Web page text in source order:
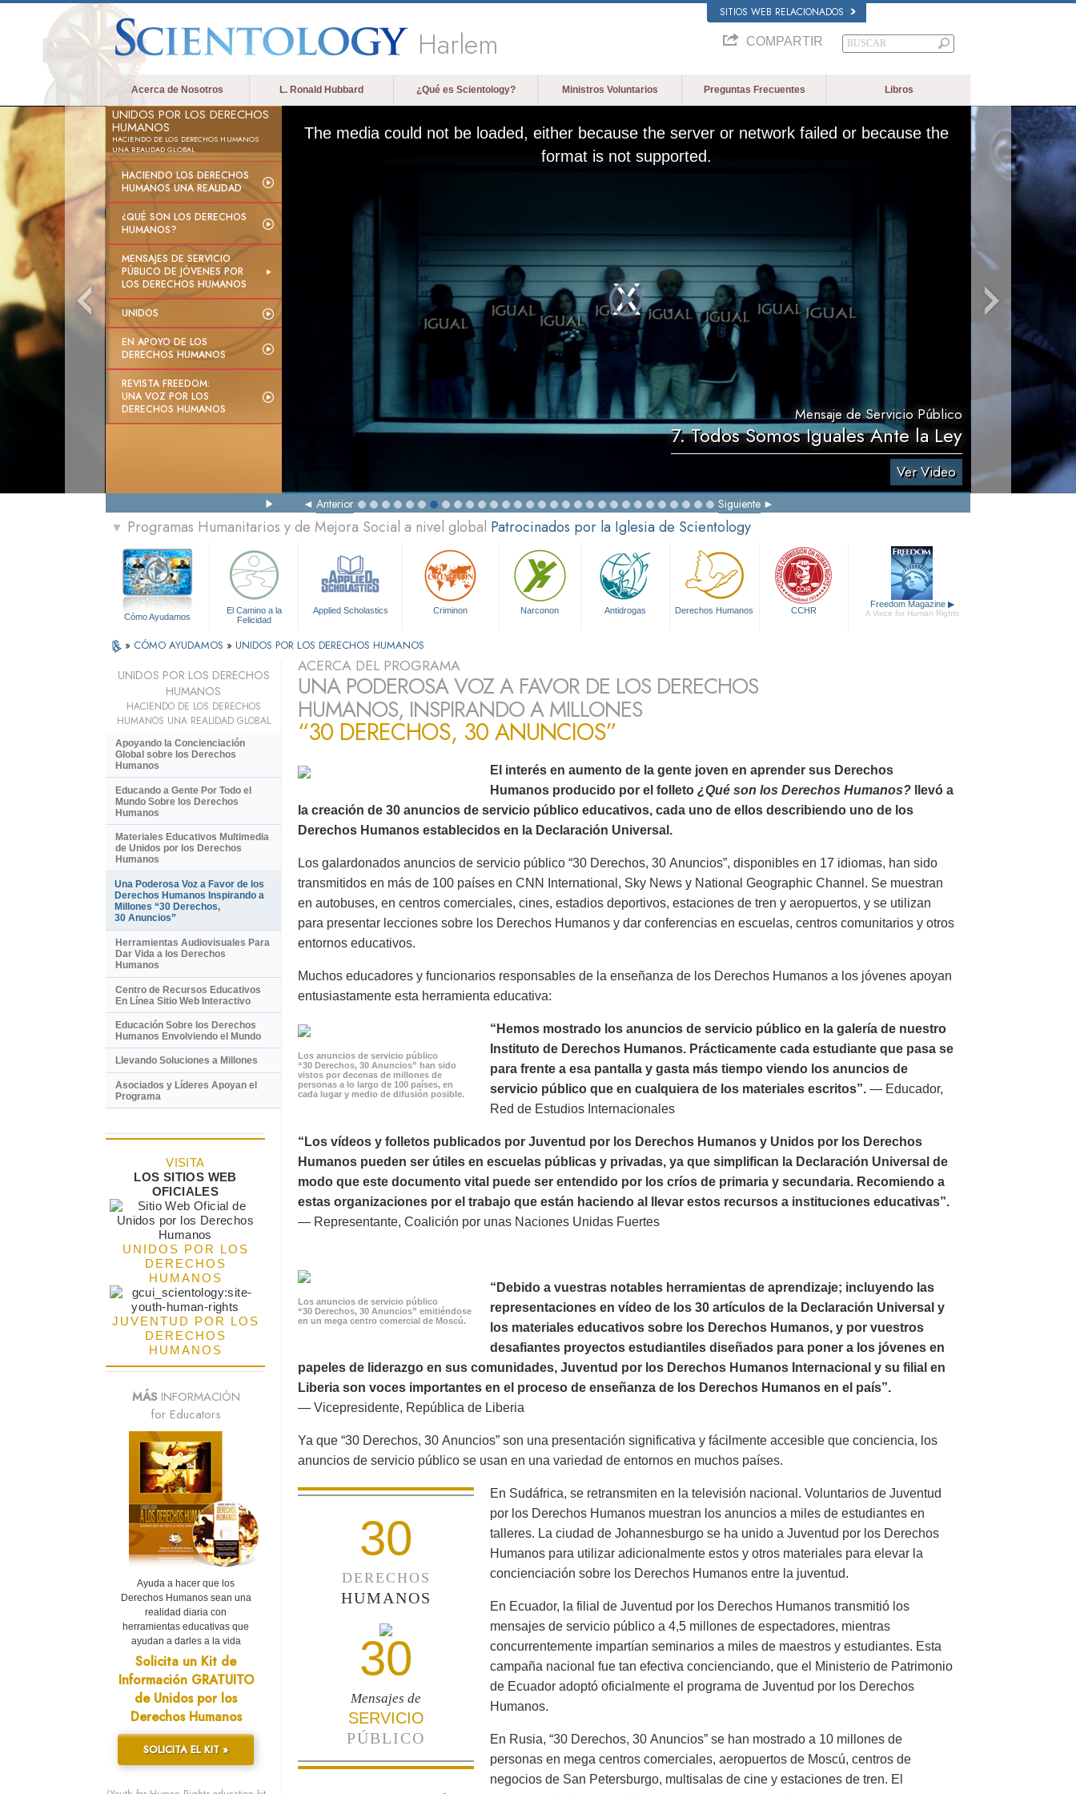
SITIOS WEB RELACIONADOS
Harlem COMPARTIR
Acerca de Nosotros L. Ronald Hubbard ¿Qué es Scientology? Ministros Voluntarios Preguntas Frecuentes Libros
UNIDOS POR LOS DERECHOS
HUMANOS
HACIENDO DE LOS DERECHOS HUMANOS
UNA REALIDAD GLOBAL
HACIENDO LOS DERECHOS
HUMANOS UNA REALIDAD
¿QUÉ SON LOS DERECHOS
HUMANOS?
MENSAJES DE SERVICIO
PÚBLICO DE JÓVENES POR
LOS DERECHOS HUMANOS
UNIDOS
EN APOYO DE LOS
DERECHOS HUMANOS
REVISTA FREEDOM:
UNA VOZ POR LOS
DERECHOS HUMANOS
The media could not be loaded, either because the server or network failed or because the
format is not supported.
Mensaje de Servicio Público
7. Todos Somos Iguales Ante la Ley
Ver Video
Anterior Siguiente
▼ Programas Humanitarios y de Mejora Social a nivel global Patrocinados por la Iglesia de Scientology
Cómo Ayudamos
El Camino a la
Felicidad
Applied Scholastics Criminon Narconon Antidrogas Derechos Humanos CCHR
Freedom Magazine ▶
A Voice for Human Rights
» CÓMO AYUDAMOS » UNIDOS POR LOS DERECHOS HUMANOS
ACERCA DEL PROGRAMA
UNA PODEROSA VOZ A FAVOR DE LOS DERECHOS
HUMANOS, INSPIRANDO A MILLONES
“30 DERECHOS, 30 ANUNCIOS”
El interés en aumento de la gente joven en aprender sus Derechos
Humanos producido por el folleto ¿Qué son los Derechos Humanos? llevó a
la creación de 30 anuncios de servicio público educativos, cada uno de ellos describiendo uno de los
Derechos Humanos establecidos en la Declaración Universal.
Los galardonados anuncios de servicio público “30 Derechos, 30 Anuncios”, disponibles en 17 idiomas, han sido
transmitidos en más de 100 países en CNN International, Sky News y National Geographic Channel. Se muestran
en autobuses, en centros comerciales, cines, estadios deportivos, estaciones de tren y aeropuertos, y se utilizan
para presentar lecciones sobre los Derechos Humanos y dar conferencias en escuelas, centros comunitarios y otros
entornos educativos.
Muchos educadores y funcionarios responsables de la enseñanza de los Derechos Humanos a los jóvenes apoyan
entusiastamente esta herramienta educativa:
Los anuncios de servicio público
“30 Derechos, 30 Anuncios” han sido
vistos por decenas de millones de
personas a lo largo de 100 países, en
cada lugar y medio de difusión posible.
“Hemos mostrado los anuncios de servicio público en la galería de nuestro
Instituto de Derechos Humanos. Prácticamente cada estudiante que pasa se
para frente a esa pantalla y gasta más tiempo viendo los anuncios de
servicio público que en cualquiera de los materiales escritos”. — Educador,
Red de Estudios Internacionales
“Los vídeos y folletos publicados por Juventud por los Derechos Humanos y Unidos por los Derechos
Humanos pueden ser útiles en escuelas públicas y privadas, ya que simplifican la Declaración Universal de
modo que este documento vital puede ser entendido por los críos de primaria y secundaria. Recomiendo a
estas organizaciones por el trabajo que están haciendo al llevar estos recursos a instituciones educativas”.
— Representante, Coalición por unas Naciones Unidas Fuertes
Los anuncios de servicio público
“30 Derechos, 30 Anuncios” emitiéndose
en un mega centro comercial de Moscú.
“Debido a vuestras notables herramientas de aprendizaje; incluyendo las
representaciones en vídeo de los 30 artículos de la Declaración Universal y
los materiales educativos sobre los Derechos Humanos, y por vuestros
desafiantes proyectos estudiantiles diseñados para poner a los jóvenes en
papeles de liderazgo en sus comunidades, Juventud por los Derechos Humanos Internacional y su filial en
Liberia son voces importantes en el proceso de enseñanza de los Derechos Humanos en el país”.
— Vicepresidente, República de Liberia
Ya que “30 Derechos, 30 Anuncios” son una presentación significativa y fácilmente accesible que conciencia, los
anuncios de servicio público se usan en una variedad de entornos en muchos países.
30
DERECHOS
HUMANOS
30
Mensajes de
SERVICIO
PÚBLICO
En Sudáfrica, se retransmiten en la televisión nacional. Voluntarios de Juventud
por los Derechos Humanos muestran los anuncios a miles de estudiantes en
talleres. La ciudad de Johannesburgo se ha unido a Juventud por los Derechos
Humanos para utilizar adicionalmente estos y otros materiales para elevar la
concienciación sobre los Derechos Humanos entre la juventud.
En Ecuador, la filial de Juventud por los Derechos Humanos transmitió los
mensajes de servicio público a 4,5 millones de espectadores, mientras
concurrentemente impartían seminarios a miles de maestros y estudiantes. Esta
campaña nacional fue tan efectiva concienciando, que el Ministerio de Patrimonio
de Ecuador adoptó oficialmente el programa de Juventud por los Derechos
Humanos.
En Rusia, “30 Derechos, 30 Anuncios” se han mostrado a 10 millones de
personas en mega centros comerciales, aeropuertos de Moscú, centros de
negocios de San Petersburgo, multisalas de cine y estaciones de tren. El
UNIDOS POR LOS DERECHOS
HUMANOS
HACIENDO DE LOS DERECHOS
HUMANOS UNA REALIDAD GLOBAL
Apoyando la Concienciación
Global sobre los Derechos
Humanos
Educando a Gente Por Todo el
Mundo Sobre los Derechos
Humanos
Materiales Educativos Multimedia
de Unidos por los Derechos
Humanos
Una Poderosa Voz a Favor de los
Derechos Humanos Inspirando a
Millones “30 Derechos,
30 Anuncios”
Herramientas Audiovisuales Para
Dar Vida a los Derechos
Humanos
Centro de Recursos Educativos
En Línea Sitio Web Interactivo
Educación Sobre los Derechos
Humanos Envolviendo el Mundo
Llevando Soluciones a Millones
Asociados y Líderes Apoyan el
Programa
VISITA
LOS SITIOS WEB
OFICIALES
UNIDOS POR LOS
DERECHOS
HUMANOS
JUVENTUD POR LOS
DERECHOS
HUMANOS
MÁSINFORMACIÓN
for Educators
Ayuda a hacer que los
Derechos Humanos sean una
realidad diaria con
herramientas educativas que
ayudan a darles a la vida
Solicita un Kit de
Información GRATUITO
de Unidos por los
Derechos Humanos
SOLICITA EL KIT »